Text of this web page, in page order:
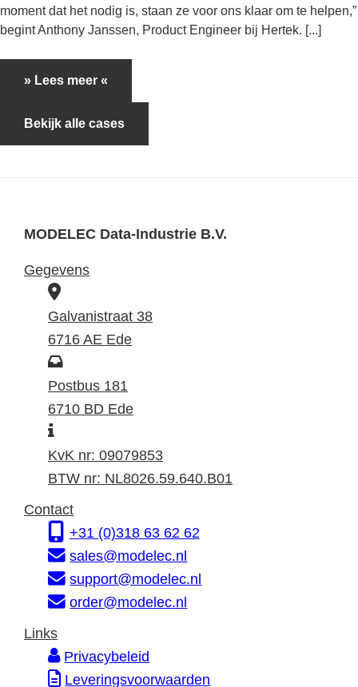
moment dat het nodig is, staan ze voor ons klaar om te helpen,”
begint Anthony Janssen, Product Engineer bij Hertek. [...]
» Lees meer «
Bekijk alle cases
MODELEC Data-Industrie B.V.
Gegevens
B
e
z
o
e
k
d
r
s
Galvanistraat 38
6716 AE Ede
P
o
s
a
d
e
s
Postbus 181
6710 BD Ede
I
n
f
r
m
a
t
e
KvK nr: 09079853
BTW nr: NL8026.59.640.B01
Contact
+31 (0)318 63 62 62
sales@modelec.nl
support@modelec.nl
order@modelec.nl
Links
Privacybeleid
Leveringsvoorwaarden